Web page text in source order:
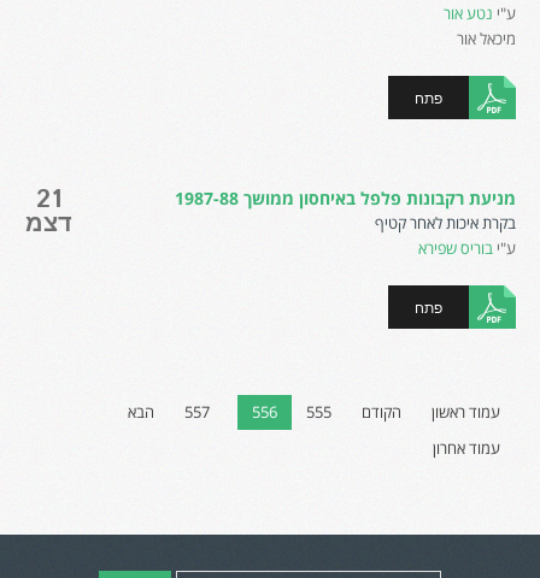
ע"י נטע אור
מיכאל אור
פתח
21
דצמ
מניעת רקבונות פלפל באיחסון ממושך 1987-88
בקרת איכות לאחר קטיף
ע"י בוריס שפירא
פתח
עמוד ראשון הקודם 555
556
557
הבא
עמוד אחרון